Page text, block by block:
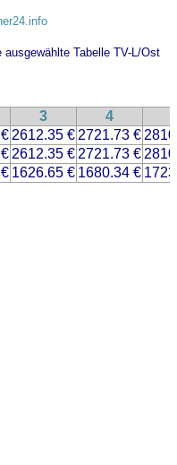
Tabelle TV-L/Ost
3 4
2612.35 € 2721.73 €
2612.35 € 2721.73 €
1626.65 € 1680.34 €